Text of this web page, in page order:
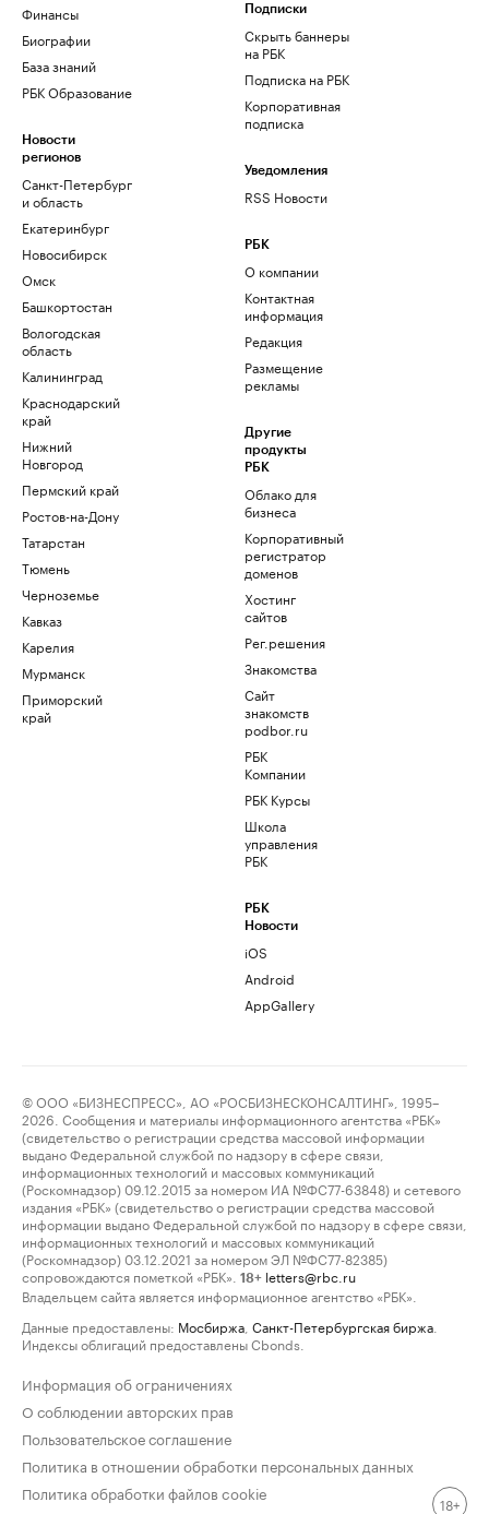
Финансы
Биографии
База знаний
РБК Образование
Новости
регионов
Санкт-Петербург
и область
Екатеринбург
Новосибирск
Омск
Башкортостан
Вологодская
область
Калининград
Краснодарский
край
Нижний
Новгород
Пермский край
Ростов-на-Дону
Татарстан
Тюмень
Черноземье
Кавказ
Карелия
Мурманск
Приморский
край
Подписки
Скрыть баннеры
на РБК
Подписка на РБК
Корпоративная
подписка
Уведомления
RSS Новости
РБК
О компании
Контактная
информация
Редакция
Размещение
рекламы
Другие
продукты
РБК
Облако для
бизнеса
Корпоративный
регистратор
доменов
Хостинг
сайтов
Рег.решения
Знакомства
Сайт
знакомств
podbor.ru
РБК
Компании
РБК Курсы
Школа
управления
РБК
РБК
Новости
iOS
Android
AppGallery
© ООО «БИЗНЕСПРЕСС», АО «РОСБИЗНЕСКОНСАЛТИНГ», 1995–
2026. Сообщения и материалы информационного агентства «РБК»
(свидетельство о регистрации средства массовой информации
выдано Федеральной службой по надзору в сфере связи,
информационных технологий и массовых коммуникаций
(Роскомнадзор) 09.12.2015 за номером ИА №ФС77-63848) и сетевого
издания «РБК» (свидетельство о регистрации средства массовой
информации выдано Федеральной службой по надзору в сфере связи,
информационных технологий и массовых коммуникаций
(Роскомнадзор) 03.12.2021 за номером ЭЛ №ФС77-82385)
сопровождаются пометкой «РБК».
18+ letters@rbc.ru
Владельцем сайта является информационное агентство «РБК».
Данные предоставлены: Мосбиржа Санкт-Петербургская биржа
Индексы облигаций предоставлены Cbonds.
Информация об ограничениях
О соблюдении авторских прав
Пользовательское соглашение
Политика в отношении обработки персональных данных
Политика обработки файлов cookie
18+